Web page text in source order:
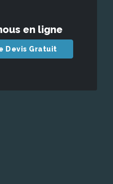
en ligne
Devis Gratuit